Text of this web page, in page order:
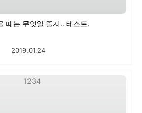
때는 무엇일 뜰지.. 테스트.
2019.01.24